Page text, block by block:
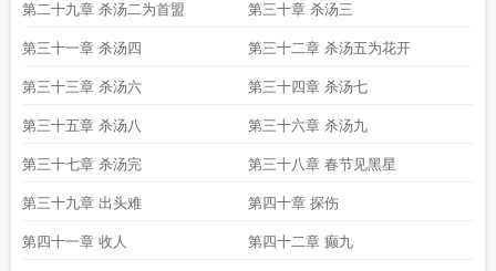
第二十九章 杀汤二为首盟 第三十章 杀汤三
第三十一章 杀汤四 第三十二章 杀汤五为花开
第三十三章 杀汤六 第三十四章 杀汤七
第三十五章 杀汤八 第三十六章 杀汤九
第三十七章 杀汤完 第三十八章 春节见黑星
第三十九章 出头难 第四十章 探伤
第四十一章 收人 第四十二章 癫九